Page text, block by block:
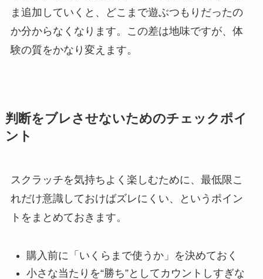
ま追加していくと、どこまで遊ぶつもりだったの
か分からなくなります。この差は地味ですが、体
験の質をかなり変えます。
判断をブレさせないためのチェックポイ
ント
スクラッチを気持ちよく楽しむために、最低限こ
れだけ意識しておけばズレにくい、というポイン
トをまとめておきます。
購入前に「いくらまで使うか」を決めておく
小さな当たりを“勝ち”としてカウントしすぎな